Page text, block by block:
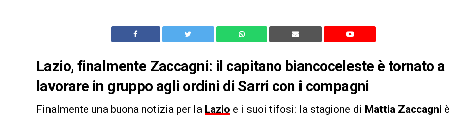
Lazio, finalmente Zaccagni: il capitano biancoceleste è tornato a
lavorare in gruppo agli ordini di Sarri con i compagni
Finalmente una buona notizia per la Lazio e i suoi tifosi: la stagione di Mattia Zaccagni è